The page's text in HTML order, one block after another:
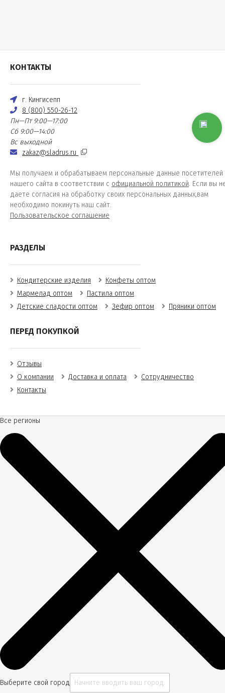
КОНТАКТЫ
г. Кингисепп
8 (800) 550-26-12
Пн—Пт 9:00—17:00
Сб 9:00—14:00
Вс выходной
zakaz@sladrus.ru
Мы получаем и обрабатываем персональные данные посетителей
нашего сайта в соответствии с официальной политикой. Если вы
даете согласия на обработку своих персональных данных,вам
необходимо покинуть наш сайт.
Пользовательское соглашение
РАЗДЕЛЫ
Кондитерские изделия
Конфеты оптом
Мармелад оптом
Пастила оптом
Детские сладости оптом
Зефир оптом Пряники оптом
ПЕРЕД ПОКУПКОЙ
Отзывы
О компании
Доставка и оплата
Сотрудничество
Контакты
Все регионы
Выберите свой город